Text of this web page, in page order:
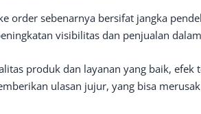
order sebenarnya bersifat jangka
visibilitas dan penjualan
produk dan layanan yang baik,
ulasan jujur, yang bisa